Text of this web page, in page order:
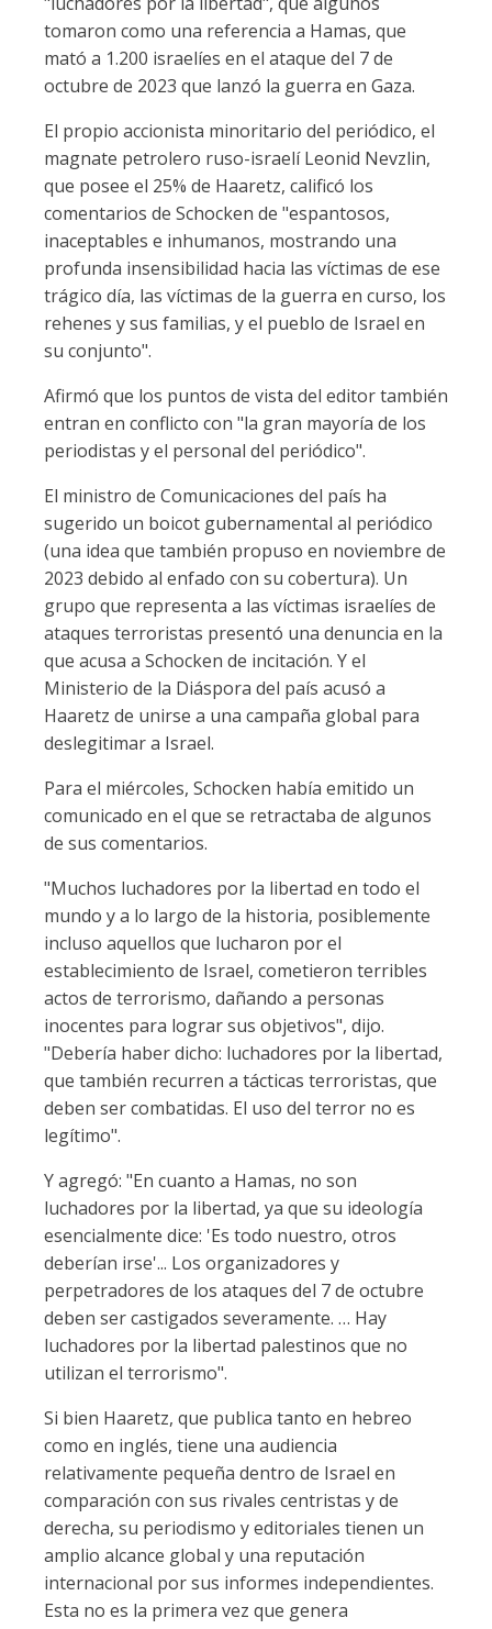
tomaron como una referencia a Hamas, que
mató a 1.200 israelíes en el ataque del 7 de
octubre de 2023 que lanzó la guerra en Gaza.
El propio accionista minoritario del periódico, el
magnate petrolero ruso-israelí Leonid Nevzlin,
que posee el 25% de Haaretz, calificó los
comentarios de Schocken de "espantosos,
inaceptables e inhumanos, mostrando una
profunda insensibilidad hacia las víctimas de ese
trágico día, las víctimas de la guerra en curso, los
rehenes y sus familias, y el pueblo de Israel en
su conjunto".
Afirmó que los puntos de vista del editor también
entran en conflicto con "la gran mayoría de los
periodistas y el personal del periódico".
El ministro de Comunicaciones del país ha
sugerido un boicot gubernamental al periódico
(una idea que también propuso en noviembre de
2023 debido al enfado con su cobertura). Un
grupo que representa a las víctimas israelíes de
ataques terroristas presentó una denuncia en la
que acusa a Schocken de incitación. Y el
Ministerio de la Diáspora del país acusó a
Haaretz de unirse a una campaña global para
deslegitimar a Israel.
Para el miércoles, Schocken había emitido un
comunicado en el que se retractaba de algunos
de sus comentarios.
"Muchos luchadores por la libertad en todo el
mundo y a lo largo de la historia, posiblemente
incluso aquellos que lucharon por el
establecimiento de Israel, cometieron terribles
actos de terrorismo, dañando a personas
inocentes para lograr sus objetivos", dijo.
"Debería haber dicho: luchadores por la libertad,
que también recurren a tácticas terroristas, que
deben ser combatidas. El uso del terror no es
legítimo".
Y agregó: "En cuanto a Hamas, no son
luchadores por la libertad, ya que su ideología
esencialmente dice: 'Es todo nuestro, otros
deberían irse'... Los organizadores y
perpetradores de los ataques del 7 de octubre
deben ser castigados severamente. … Hay
luchadores por la libertad palestinos que no
utilizan el terrorismo".
Si bien Haaretz, que publica tanto en hebreo
como en inglés, tiene una audiencia
relativamente pequeña dentro de Israel en
comparación con sus rivales centristas y de
derecha, su periodismo y editoriales tienen un
amplio alcance global y una reputación
internacional por sus informes independientes.
Esta no es la primera vez que genera